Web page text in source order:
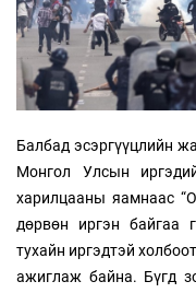
Балбад эсэргүүцлийн
Монгол Улсын
харилцааны яамнаас
дөрвөн иргэн байгаа
тухайн иргэдтэй
ажиглаж байна. Бүгд